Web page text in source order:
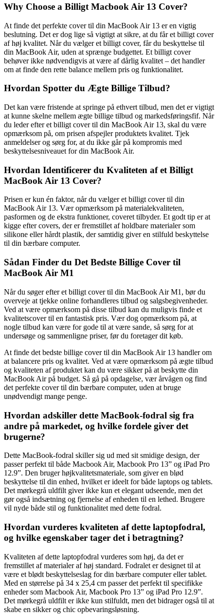
Why Choose a Billigt Macbook Air 13 Cover?
At finde det perfekte cover til din MacBook Air 13 er en vigtig
beslutning. Det er dog lige så vigtigt at sikre, at du får et billigt cover
af høj kvalitet. Når du vælger et billigt cover, får du beskyttelse til
din MacBook Air, uden at sprænge budgettet. Et billigt cover
behøver ikke nødvendigvis at være af dårlig kvalitet – det handler
om at finde den rette balance mellem pris og funktionalitet.
Hvordan Spotter du Ægte Billige Tilbud?
Det kan være fristende at springe på ethvert tilbud, men det er vigtigt
at kunne skelne mellem ægte billige tilbud og markedsføringsfif. Når
du leder efter et billigt cover til din MacBook Air 13, skal du være
opmærksom på, om prisen afspejler produktets kvalitet. Tjek
anmeldelser og sørg for, at du ikke går på kompromis med
beskyttelsesniveauet for din MacBook Air.
Hvordan Identificerer du Kvaliteten af et Billigt
MacBook Air 13 Cover?
Prisen er kun én faktor, når du vælger et billigt cover til din
MacBook Air 13. Vær opmærksom på materialekvaliteten,
pasformen og de ekstra funktioner, coveret tilbyder. Et godt tip er at
kigge efter covers, der er fremstillet af holdbare materialer som
silikone eller hårdt plastik, der samtidig giver en stilfuld beskyttelse
til din bærbare computer.
Sådan Finder du Det Bedste Billige Cover til
MacBook Air M1
Når du søger efter et billigt cover til din MacBook Air M1, bør du
overveje at tjekke online forhandleres tilbud og salgsbegivenheder.
Ved at være opmærksom på disse tilbud kan du muligvis finde et
kvalitetscover til en fantastisk pris. Vær dog opmærksom på, at
nogle tilbud kan være for gode til at være sande, så sørg for at
undersøge og sammenligne priser, før du foretager dit køb.
At finde det bedste billige cover til din MacBook Air 13 handler om
at balancere pris og kvalitet. Ved at være opmærksom på ægte tilbud
og kvaliteten af produktet kan du være sikker på at beskytte din
MacBook Air på budget. Så gå på opdagelse, vær årvågen og find
det perfekte cover til din bærbare computer, uden at bruge
unødvendigt mange penge.
Hvordan adskiller dette MacBook-fodral sig fra
andre på markedet, og hvilke fordele giver det
brugerne?
Dette MacBook-fodral skiller sig ud med sit smidige design, der
passer perfekt til både Macbook Air, Macbook Pro 13” og iPad Pro
12.9”. Den bruger højkvalitetsmateriale, som giver en blød
beskyttelse til din enhed, hvilket er ideelt for både laptops og tablets.
Det mørkegrå uldfilt giver ikke kun et elegant udseende, men det
gør også indsætning og fjernelse af enheden til en lethed. Brugere
vil nyde både stil og funktionalitet med dette fodral.
Hvordan vurderes kvaliteten af dette laptopfodral,
og hvilke egenskaber tager det i betragtning?
Kvaliteten af dette laptopfodral vurderes som høj, da det er
fremstillet af materialer af høj standard. Fodralet er designet til at
være et blødt beskyttelseslag for din bærbare computer eller tablet.
Med en størrelse på 34 x 25,4 cm passer det perfekt til specifikke
enheder som Macbook Air, Macbook Pro 13” og iPad Pro 12.9”.
Det mørkegrå uldfilt er ikke kun stilfuldt, men det bidrager også til at
skabe en sikker og chic opbevaringsløsning.